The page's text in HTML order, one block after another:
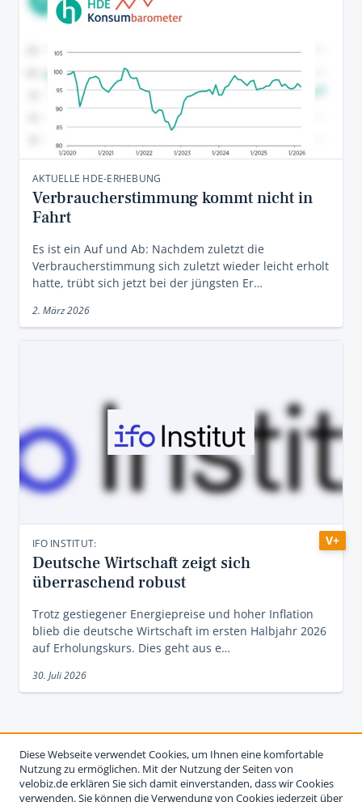
AKTUELLE HDE-ERHEBUNG
Verbraucherstimmung kommt nicht in
Fahrt
Es ist ein Auf und Ab: Nachdem zuletzt die
Verbraucherstimmung sich zuletzt wieder leicht erholt
hatte, trübt sich jetzt bei der jüngsten Er…
2. März 2026
V+
IFO INSTITUT:
Deutsche Wirtschaft zeigt sich
überraschend robust
Trotz gestiegener Energiepreise und hoher Inflation
blieb die deutsche Wirtschaft im ersten Halbjahr 2026
auf Erholungskurs. Dies geht aus e…
30. Juli 2026
Diese Webseite verwendet Cookies, um Ihnen eine komfortable
Nutzung zu ermöglichen. Mit der Nutzung der Seiten von
velobiz.de erklären Sie sich damit einverstanden, dass wir Cookies
verwenden. Sie können die Verwendung von Cookies jederzeit über